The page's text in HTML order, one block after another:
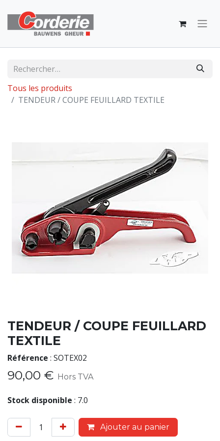
Tous les produits
TENDEUR / COUPE FEUILLARD TEXTILE
TENDEUR / COUPE FEUILLARD
TEXTILE
Référence : SOTEX02
90,00 € Hors TVA
Stock disponible : 7.0
Ajouter au panier